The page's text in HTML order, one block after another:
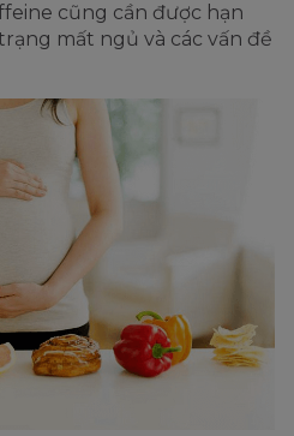
cũng cần được hạn
mất ngủ và các vấn đề